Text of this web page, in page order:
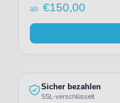
ab €150,00
Sicher bezahlen
SSL-verschlüsselt